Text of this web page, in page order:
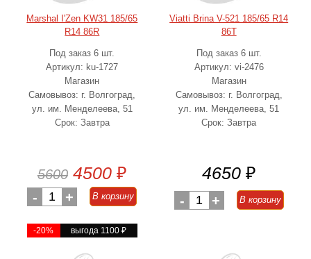
Marshal I'Zen KW31 185/65
R14 86R
Под заказ 6 шт.
Артикул: ku-1727
Магазин
Самовывоз: г. Волгоград,
ул. им. Менделеева, 51
Срок: Завтра
5600 4500 ₽
- 1 + В корзину
-20% выгода 1100₽
Viatti Brina V-521 185/65 R14
86T
Под заказ 6 шт.
Артикул: vi-2476
Магазин
Самовывоз: г. Волгоград,
ул. им. Менделеева, 51
Срок: Завтра
4650 ₽
- 1 + В корзину